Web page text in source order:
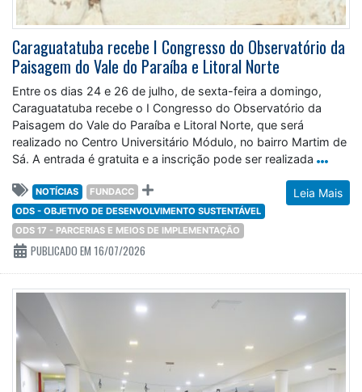
Caraguatatuba recebe I Congresso do Observatório da
Paisagem do Vale do Paraíba e Litoral Norte
Entre os dias 24 e 26 de julho, de sexta-feira a domingo,
Caraguatatuba recebe o I Congresso do Observatório da
Paisagem do Vale do Paraíba e Litoral Norte, que será
realizado no Centro Universitário Módulo, no bairro Martim de
Sá. A entrada é gratuita e a inscrição pode ser realizada
Leia Mais
NOTÍCIAS
FUNDACC
ODS - OBJETIVO DE DESENVOLVIMENTO SUSTENTÁVEL
ODS 17 - PARCERIAS E MEIOS DE IMPLEMENTAÇÃO
PUBLICADO EM 16/07/2026